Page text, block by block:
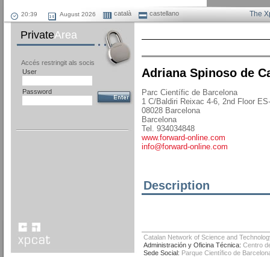
August 2026 català castellano The
PrivateArea
Accés restringit als socis
User
Password
Adriana Spinoso de
Parc Científic de Barcelona
1 C/Baldiri Reixac 4-6, 2nd Floor
08028 Barcelona
Barcelona
Tel. 934034848
www.forward-online.com
info@forward-online.com
Description
Catalan Network of Science and
Administración y Oficina Técnica: Centro
Sede Social: Parque Científico de